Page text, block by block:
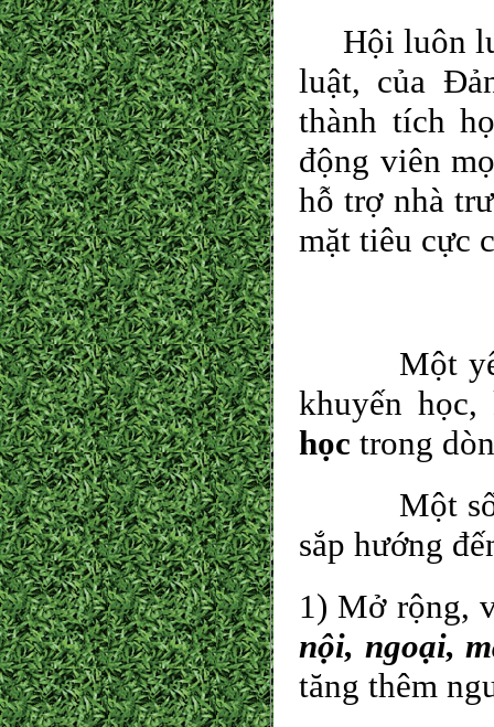
Hội luôn
luật, của
thành tích
động viên
hỗ trợ nhà
mặt tiêu cực
Một yếu
khuyến
học trong
Một số
sắp hướng
1) Mở rộng,
nội, ngoại,
tăng thêm